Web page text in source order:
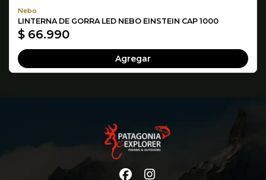
Nebo
LINTERNA DE GORRA LED NEBO EINSTEIN CAP 1000
$ 66.990
Agregar